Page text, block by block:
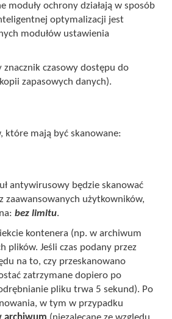
moduły ochrony działają w sposób
optymalizacji jest
modułów ustawienia
czasowy dostępu do
zapasowych danych).
które mają być skanowane:
antywirusowy będzie skanować
użytkowników,
bez limitu.
kontenera (np. w archiwum
plików. Jeśli czas podany przez
na to, czy przeskanowano
zatrzymane dopiero po
pliku trwa 5 sekund). Po
w tym w przypadku